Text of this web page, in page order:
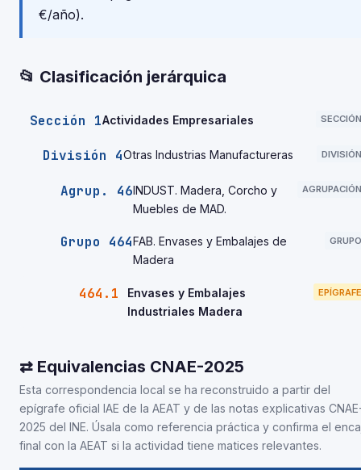
€/año).
📂 Clasificación jerárquica
Sección 1Actividades Empresariales SECCIÓN
División 4Otras Industrias Manufactureras DIVISIÓN
Agrup. 46INDUST. Madera, Corcho y
Muebles de MAD.
AGRUPACIÓN
Grupo 464FAB. Envases y Embalajes de
Madera
GRUPO
464.1
Envases y Embalajes
Industriales Madera
EPÍGRAFE
⇄ Equivalencias CNAE-2025
Esta correspondencia local se ha reconstruido a partir del
epígrafe oficial IAE de la AEAT y de las notas explicativas
2025 del INE. Úsala como referencia práctica y confirma el
final con la AEAT si la actividad tiene matices relevantes.